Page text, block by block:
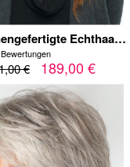
Maschinengefertigte Echthaar-Perücke in Lang & Wellig | Natürlicher Look mit Mittelscheitel
€ 189,00 €